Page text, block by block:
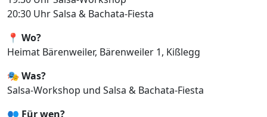
20:30 Uhr Salsa & Bachata-Fiesta
📍 Wo?
Heimat Bärenweiler, Bärenweiler 1, Kißlegg
🎭 Was?
Salsa-Workshop und Salsa & Bachata-Fiesta
👥 Für wen?